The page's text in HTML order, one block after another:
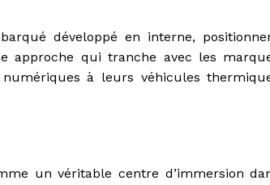
développé en interne,
approche qui tranche avec les
à leurs véhicules
un véritable centre d’immersion